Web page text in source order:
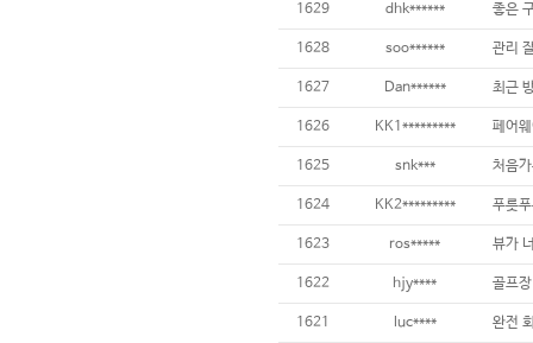
1629 dhk****** 좋은
1628 soo****** 관리
1627 Dan******
1626 KK1********* 페어
1625 snk***
1624 KK2*********
1623 ros***** 뷰가
1622 hjy****
1621 luc****